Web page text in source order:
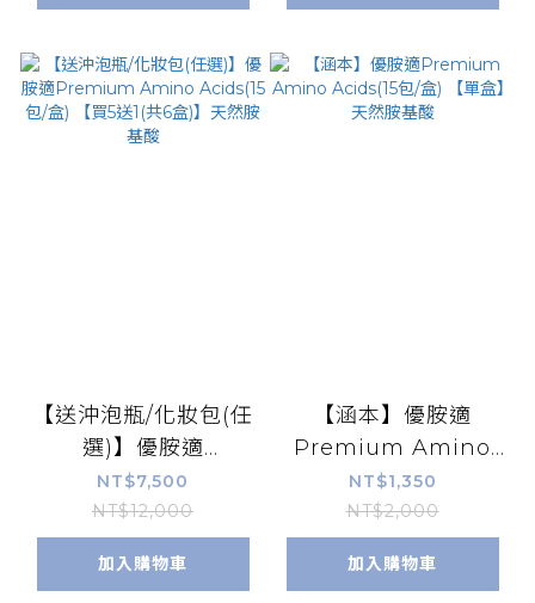
【送沖泡瓶/化妝包(任
選)】優胺適
Premium Amino
Acids(15包/盒) 【買5
送1(共6盒)】天然胺基
酸
NT$7,500
NT$12,000
加入購物車
【涵本】優胺適
Premium Amino
Acids(15包/盒) 【單
盒】天然胺基酸
NT$1,350
NT$2,000
加入購物車